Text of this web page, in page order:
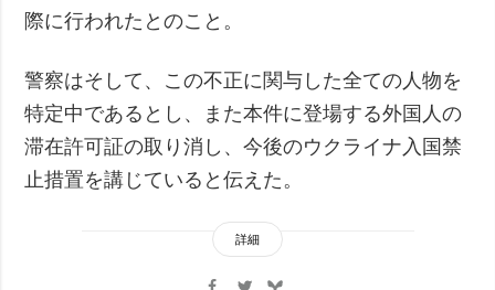
際に行われたとのこと。
警察はそして、この不正に関与した全ての人物を
特定中であるとし、また本件に登場する外国人の
滞在許可証の取り消し、今後のウクライナ入国禁
止措置を講じていると伝えた。
詳細